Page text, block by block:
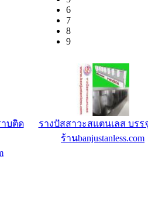
6
7
8
9
บติด
รางปัสสาวะสแตนเลส บรร
ร้านbanjustanless.com